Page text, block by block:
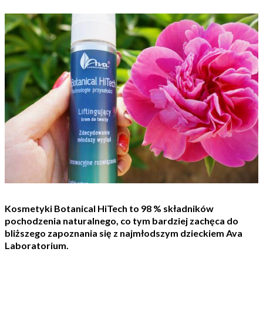
Kosmetyki Botanical HiTech to 98 % składników
pochodzenia naturalnego, co tym bardziej zachęca do
bliższego zapoznania się z najmłodszym dzieckiem Ava
Laboratorium.